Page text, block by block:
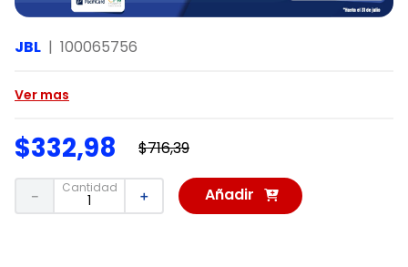
JBL | 100065756
Ver mas
$332,98 $716,39
Cantidad
＋
－ Añadir
al